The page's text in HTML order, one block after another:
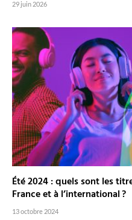
29 juin 2026
Été 2024 : quels sont les
France et à l’international ?
13 octobre 2024